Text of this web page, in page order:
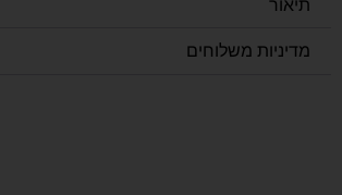
תיאור
מדיניות משלוחים